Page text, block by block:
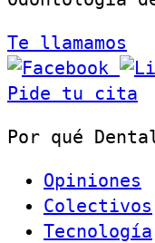
Te llamamos
Pide tu cita
Por qué
Opiniones
Colectivos
Tecnología